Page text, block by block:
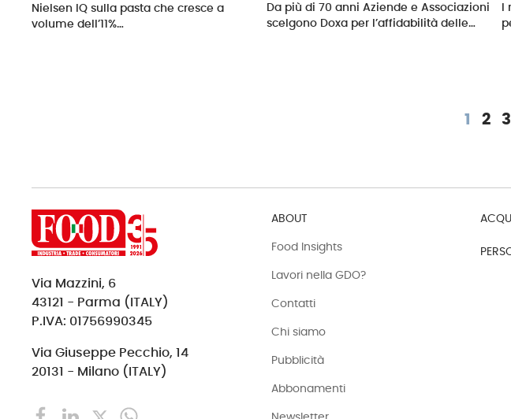
Nielsen IQ sulla pasta che cresce a
volume dell’11%…
Da più di 70 anni Aziende e Associazioni
scelgono Doxa per l’affidabilità delle…
I
1 2 3
Via Mazzini, 6
43121 - Parma (ITALY)
P.IVA: 01756990345
Via Giuseppe Pecchio, 14
20131 - Milano (ITALY)
ABOUT
Food Insights
Lavori nella GDO?
Contatti
Chi siamo
Pubblicità
Abbonamenti